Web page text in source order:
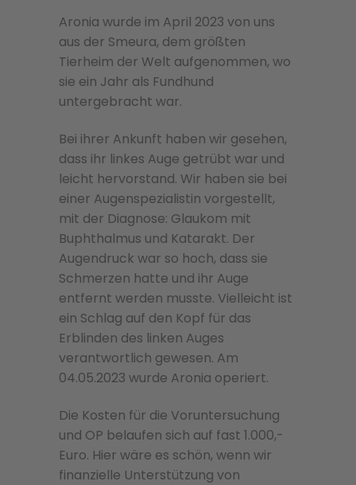
Aronia wurde im April 2023 von uns
aus der Smeura, dem größten
Tierheim der Welt aufgenommen, wo
sie ein Jahr als Fundhund
untergebracht war.
Bei ihrer Ankunft haben wir gesehen,
dass ihr linkes Auge getrübt war und
leicht hervorstand. Wir haben sie bei
einer Augenspezialistin vorgestellt,
mit der Diagnose: Glaukom mit
Buphthalmus und Katarakt. Der
Augendruck war so hoch, dass sie
Schmerzen hatte und ihr Auge
entfernt werden musste. Vielleicht ist
ein Schlag auf den Kopf für das
Erblinden des linken Auges
verantwortlich gewesen. Am
04.05.2023 wurde Aronia operiert.
Die Kosten für die Voruntersuchung
und OP belaufen sich auf fast 1.000,-
Euro. Hier wäre es schön, wenn wir
finanzielle Unterstützung von